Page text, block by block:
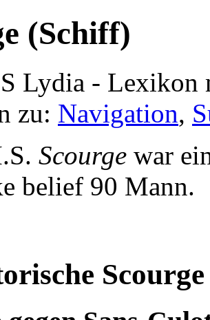
(Schiff)
Lydia - Lexikon
zu: Navigation,
Scourge war
belief 90 Mann.
Scourge